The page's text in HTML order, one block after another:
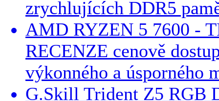
zrychlujících DDR5
AMD RYZEN 5 7600 -
RECENZE cenově
výkonného a úsporného
G.Skill Trident Z5 RGB